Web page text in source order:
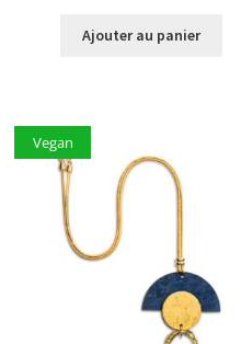
Ajouter au panier
Vegan